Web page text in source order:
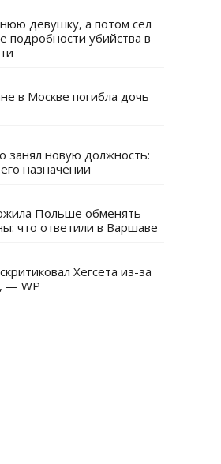
девушку, а потом сел
подробности убийства в
в Москве погибла дочь
новую должность:
назначении
Польше обменять
что ответили в Варшаве
Хегсета из-за
— WP